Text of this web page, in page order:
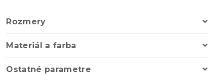
Rozmery
Materiál a farba
Ostatné parametre